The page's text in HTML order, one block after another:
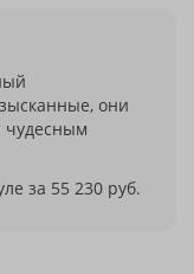
они
чудесным
за 55 230 руб.